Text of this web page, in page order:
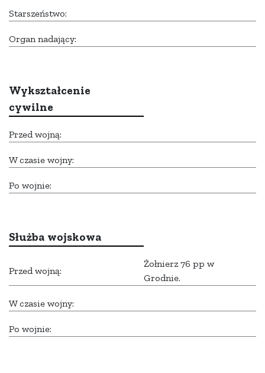
Starszeństwo:
Organ nadający:
Wykształcenie
cywilne
Przed wojną:
W czasie wojny:
Po wojnie:
Służba wojskowa
Przed wojną:
Żołnierz 76 pp w
Grodnie.
W czasie wojny:
Po wojnie: